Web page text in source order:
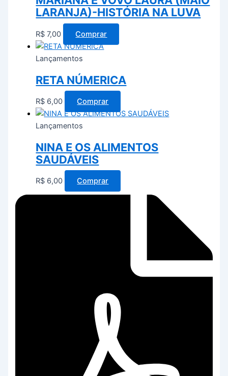
LARANJA)-HISTÓRIA NA LUVA
R$ 7,00 Comprar
Lançamentos
RETA NÚMERICA
R$ 6,00 Comprar
Lançamentos
NINA E OS ALIMENTOS
SAUDÁVEIS
R$ 6,00 Comprar